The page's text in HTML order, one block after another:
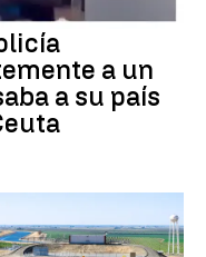
a un
a su país